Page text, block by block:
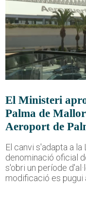
El Ministeri
Palma de
Aeroport de
El canvi s'adapta a
denominació oficial
s'obri un període
modificació es pugui